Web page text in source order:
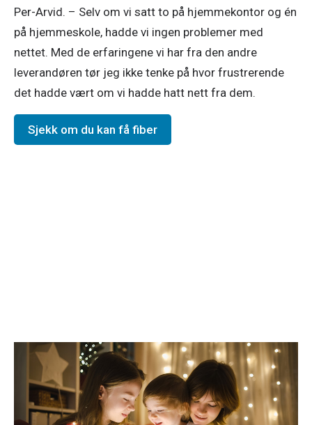
Per-Arvid. – Selv om vi satt to på hjemmekontor og én
på hjemmeskole, hadde vi ingen problemer med
nettet. Med de erfaringene vi har fra den andre
leverandøren tør jeg ikke tenke på hvor frustrerende
det hadde vært om vi hadde hatt nett fra dem.
Sjekk om du kan få fiber
Tv og internett 24. nov. 2025
7 triks for å få bedre trådløst nett i jula
Det er lite som skaper mer julestemning enn å pynte